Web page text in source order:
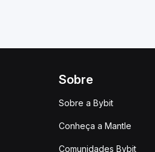
Sobre
Sobre a Bybit
Conheça a Mantle
Comunidades Bybit